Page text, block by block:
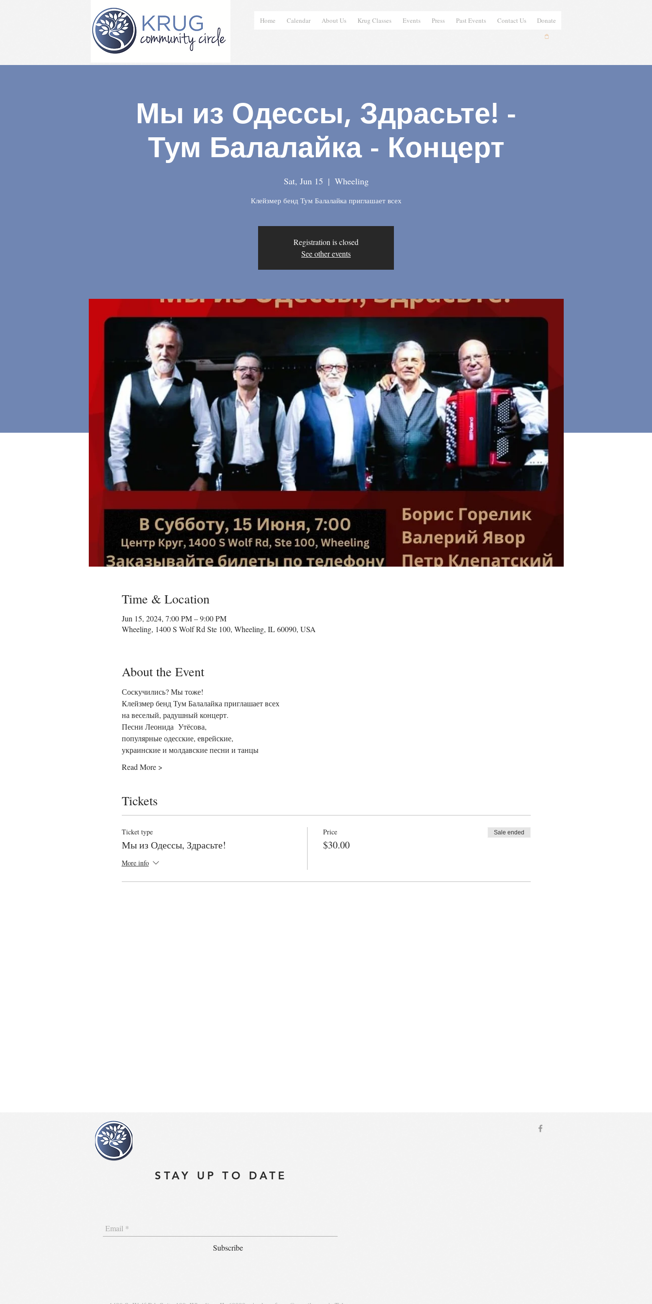
Home Calendar About Us Krug Classes Events Press Past Events Contact Us Donate
Мы из Одессы, Здрасьте! -
Тум Балалайка - Концерт
Sat, Jun 15
  |
Wheeling
Клейзмер бенд Тум Балалайка приглашает всех
Registration is closed
See other events
Time & Location
Jun 15, 2024, 7:00 PM – 9:00 PM
Wheeling, 1400 S Wolf Rd Ste 100, Wheeling, IL 60090, USA
About the Event
Соскучились? Мы тоже!
Клейзмер бенд Тум Балалайка приглашает всех
на веселый, радушный концерт.
Песни Леонида  Утёсова,
популярные одесские, еврейские,
украинские и молдавские песни и танцы
Read More >
Tickets
Ticket type
Мы из Одессы, Здрасьте!
More info
Price
$30.00
Sale ended
STAY UP TO DATE
Subscribe